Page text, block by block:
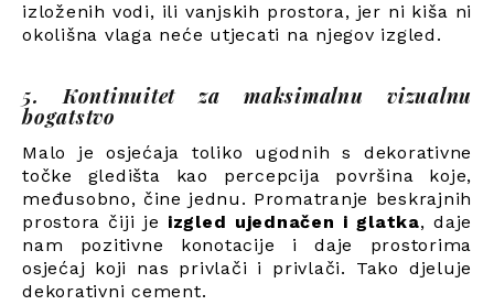
izloženih vodi, ili vanjskih prostora, jer ni kiša ni
okolišna vlaga neće utjecati na njegov izgled.
5. Kontinuitet za maksimalnu vizualnu
bogatstvo
Malo je osjećaja toliko ugodnih s dekorativne
točke gledišta kao percepcija površina koje,
međusobno, čine jednu. Promatranje beskrajnih
prostora čiji je izgled ujednačen i glatka, daje
nam pozitivne konotacije i daje prostorima
osjećaj koji nas privlači i privlači. Tako djeluje
dekorativni cement.